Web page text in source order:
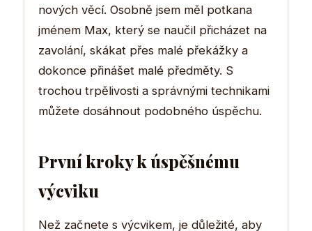
nových věcí. Osobně jsem měl potkana
jménem Max, který se naučil přicházet na
zavolání, skákat přes malé překážky a
dokonce přinášet malé předměty. S
trochou trpělivosti a správnými technikami
můžete dosáhnout podobného úspěchu.
První kroky k úspěšnému
výcviku
Než začnete s výcvikem, je důležité, aby